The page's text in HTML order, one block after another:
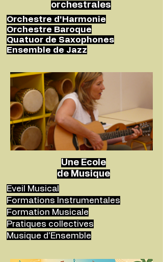
orchestrales
Orchestre d'Harmonie
Orchestre Baroque
Quatuor de Saxophones
Ensemble de Jazz
Une Ecole
de Musique
Eveil Musical
Formations Instrumentales
Formation Musicale
Pratiques collectives
Musique d'Ensemble